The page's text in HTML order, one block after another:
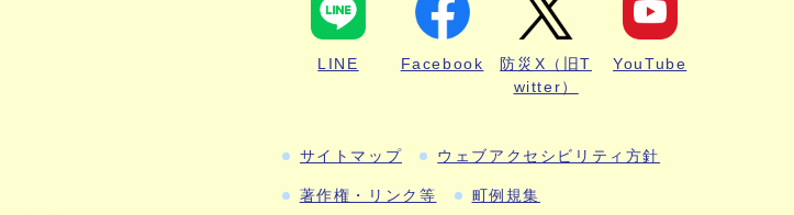
LINE Facebook
防災X（旧T
witter）
YouTube
サイトマップ ウェブアクセシビリティ方針
著作権・リンク等 町例規集